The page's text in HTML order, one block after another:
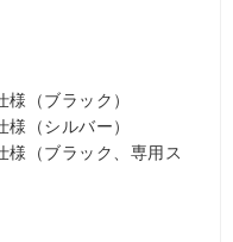
（ブラック）
（シルバー）
様（ブラック、専用ス